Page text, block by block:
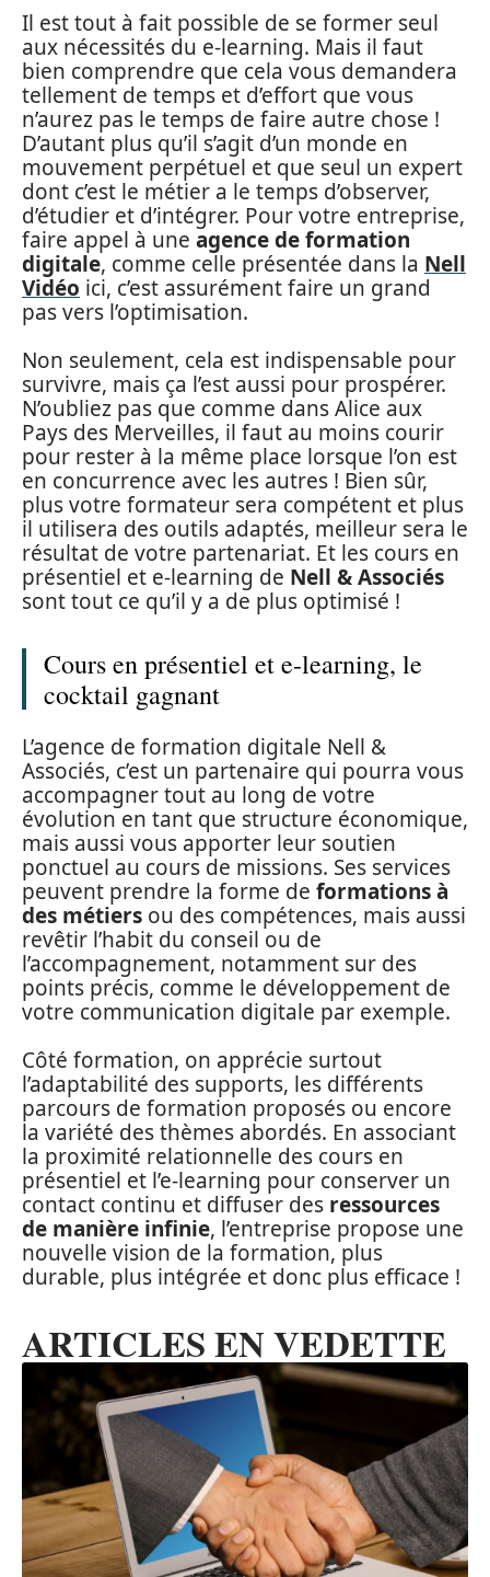
Il est tout à fait possible de se former seul
aux nécessités du e-learning. Mais il faut
bien comprendre que cela vous demandera
tellement de temps et d’effort que vous
n’aurez pas le temps de faire autre chose !
D’autant plus qu’il s’agit d’un monde en
mouvement perpétuel et que seul un expert
dont c’est le métier a le temps d’observer,
d’étudier et d’intégrer. Pour votre entreprise,
faire appel à une agence de formation
digitale, comme celle présentée dans la Nell
Vidéo ici, c’est assurément faire un grand
pas vers l’optimisation.
Non seulement, cela est indispensable pour
survivre, mais ça l’est aussi pour prospérer.
N’oubliez pas que comme dans Alice aux
Pays des Merveilles, il faut au moins courir
pour rester à la même place lorsque l’on est
en concurrence avec les autres ! Bien sûr,
plus votre formateur sera compétent et plus
il utilisera des outils adaptés, meilleur sera le
résultat de votre partenariat. Et les cours en
présentiel et e-learning de Nell & Associés
sont tout ce qu’il y a de plus optimisé !
Cours en présentiel et e-learning, le
cocktail gagnant
L’agence de formation digitale Nell &
Associés, c’est un partenaire qui pourra vous
accompagner tout au long de votre
évolution en tant que structure économique,
mais aussi vous apporter leur soutien
ponctuel au cours de missions. Ses services
peuvent prendre la forme de formations à
des métiers ou des compétences, mais aussi
revêtir l’habit du conseil ou de
l’accompagnement, notamment sur des
points précis, comme le développement de
votre communication digitale par exemple.
Côté formation, on apprécie surtout
l’adaptabilité des supports, les différents
parcours de formation proposés ou encore
la variété des thèmes abordés. En associant
la proximité relationnelle des cours en
présentiel et l’e-learning pour conserver un
contact continu et diffuser des ressources
de manière infinie, l’entreprise propose une
nouvelle vision de la formation, plus
durable, plus intégrée et donc plus efficace !
ARTICLES EN VEDETTE